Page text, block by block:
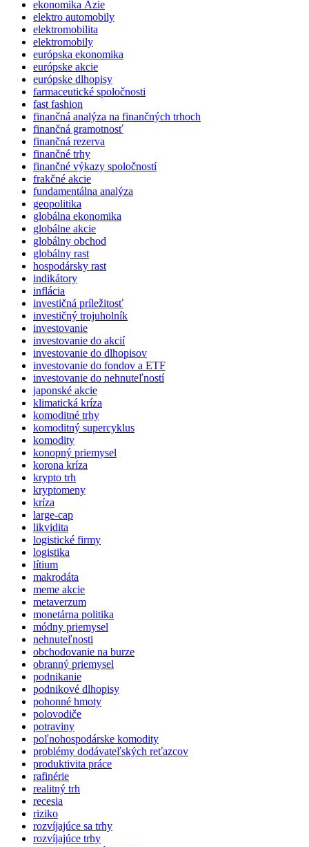
ekonomika Ázie
elektro automobily
elektromobilita
elektromobily
európska ekonomika
európske akcie
európske dlhopisy
farmaceutické spoločnosti
fast fashion
finančná analýza na finančných trhoch
finančná gramotnosť
finančná rezerva
finančné trhy
finančné výkazy spoločností
frakčné akcie
fundamentálna analýza
geopolitika
globálna ekonomika
globálne akcie
globálny obchod
globálny rast
hospodársky rast
indikátory
inflácia
investičná príležitosť
investičný trojuholník
investovanie
investovanie do akcií
investovanie do dlhopisov
investovanie do fondov a ETF
investovanie do nehnuteľností
japonské akcie
klimatická kríza
komoditné trhy
komoditný supercyklus
komodity
konopný priemysel
korona kríza
krypto trh
kryptomeny
kríza
large-cap
likvidita
logistické firmy
logistika
lítium
makrodáta
meme akcie
metaverzum
monetárna politika
módny priemysel
nehnuteľnosti
obchodovanie na burze
obranný priemysel
podnikanie
podnikové dlhopisy
pohonné hmoty
polovodiče
potraviny
poľnohospodárske komodity
problémy dodávateľských reťazcov
produktivita práce
rafinérie
realitný trh
recesia
riziko
rozvíjajúce sa trhy
rozvíjajúce trhy